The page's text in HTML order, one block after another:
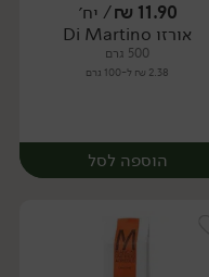
יח׳
11.90
₪/ יח׳
אורזו Di Martino
500 גרם
2.38 ₪ ל-100 גרם
הוספה לסל